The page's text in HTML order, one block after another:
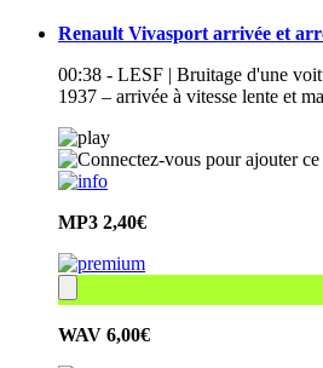
Renault Vivasport arrivée et
00:38 - LESF | Bruitage d'une
1937 – arrivée à vitesse lente et
MP3 2,40€
WAV 6,00€